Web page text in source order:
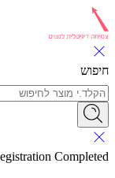
חיפוש
Completed